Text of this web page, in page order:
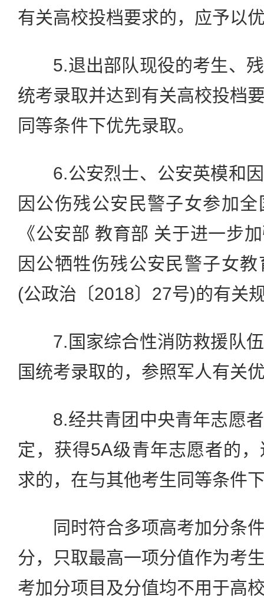
有关高校投档要求的，应予以
5.退出部队现役的考生、残
统考录取并达到有关高校投档
同等条件下优先录取。
6.公安烈士、公安英模和因
因公伤残公安民警子女参加
《公安部 教育部 关于进一步
因公牺牲伤残公安民警子女
(公政治〔2018〕27号)的有关
7.国家综合性消防救援队伍
国统考录取的，参照军人有关
8.经共青团中央青年志愿者
定，获得5A级青年志愿者的
求的，在与其他考生同等条件
同时符合多项高考加分条件
分，只取最高一项分值作为考
考加分项目及分值均不用于高